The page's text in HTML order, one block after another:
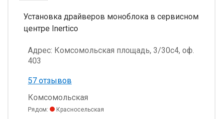
Установка драйверов моноблока в сервисном
центре Inertico
Адрес: Комсомольская площадь, 3/30с4, оф.
403
57 отзывов
Комсомольская
Рядом: Красносельская